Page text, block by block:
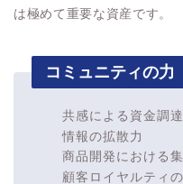
は極めて重要な資産です。
コミュニティの力
共感による資金調
情報の拡散力
商品開発における
顧客ロイヤルティ